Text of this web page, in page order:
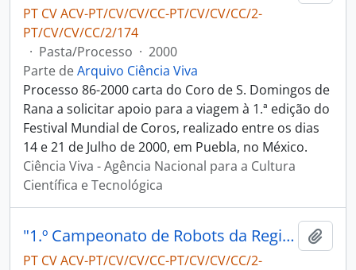
PT CV ACV-PT/CV/CV/CC-PT/CV/CV/CC/2-
PT/CV/CV/CC/2/174
· Pasta/Processo · 2000
Parte deArquivo Ciência Viva
Processo 86-2000 carta do Coro de S. Domingos de
Rana a solicitar apoio para a viagem à 1.ª edição do
Festival Mundial de Coros, realizado entre os dias
14 e 21 de Julho de 2000, em Puebla, no México.
Ciência Viva - Agência Nacional para a Cultura
Científica e Tecnológica
"1.º Campeonato de Robots da Região Norte - Escola Secundária de Tomaz Pelayo "
PT CV ACV-PT/CV/CV/CC-PT/CV/CV/CC/2-